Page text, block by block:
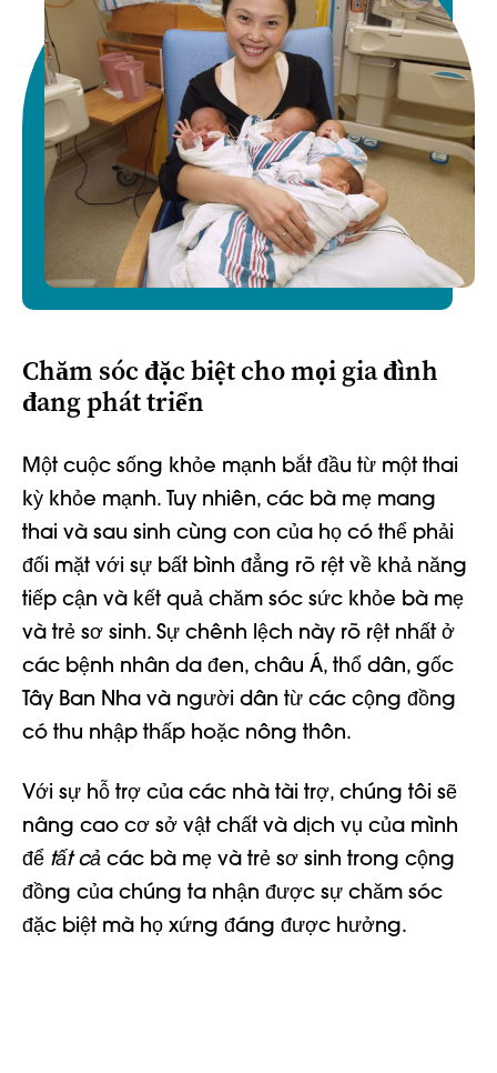
Chăm sóc đặc biệt cho mọi gia đình
đang phát triển
Một cuộc sống khỏe mạnh bắt đầu từ một thai
kỳ khỏe mạnh. Tuy nhiên, các bà mẹ mang
thai và sau sinh cùng con của họ có thể phải
đối mặt với sự bất bình đẳng rõ rệt về khả năng
tiếp cận và kết quả chăm sóc sức khỏe bà mẹ
và trẻ sơ sinh. Sự chênh lệch này rõ rệt nhất ở
các bệnh nhân da đen, châu Á, thổ dân, gốc
Tây Ban Nha và người dân từ các cộng đồng
có thu nhập thấp hoặc nông thôn.
Với sự hỗ trợ của các nhà tài trợ, chúng tôi sẽ
nâng cao cơ sở vật chất và dịch vụ của mình
để tất cả các bà mẹ và trẻ sơ sinh trong cộng
đồng của chúng ta nhận được sự chăm sóc
đặc biệt mà họ xứng đáng được hưởng.